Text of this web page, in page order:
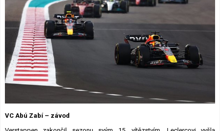
Výsledky F1
Týmy a jezdci F1
VC Abú Zabí – závod